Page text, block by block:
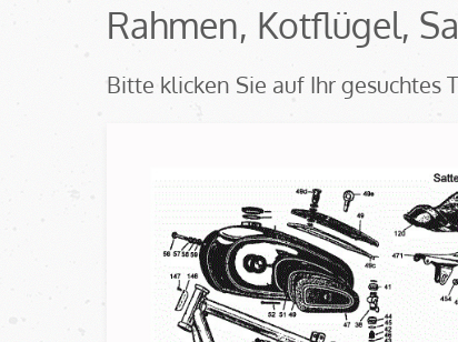
Rahmen, Kotflügel,
Bitte klicken Sie auf Ihr gesuchtes